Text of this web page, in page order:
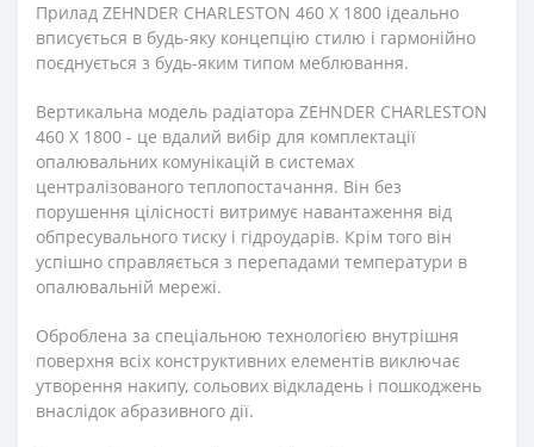
Прилад ZEHNDER CHARLESTON 460 X 1800 ідеально
вписується в будь-яку концепцію стилю і гармонійно
поєднується з будь-яким типом меблювання.
Вертикальна модель радіатора ZEHNDER CHARLESTON
460 X 1800 - це вдалий вибір для комплектації
опалювальних комунікацій в системах
централізованого теплопостачання. Він без
порушення цілісності витримує навантаження від
обпресувального тиску і гідроударів. Крім того він
успішно справляється з перепадами температури в
опалювальній мережі.
Оброблена за спеціальною технологією внутрішня
поверхня всіх конструктивних елементів виключає
утворення накипу, сольових відкладень і пошкоджень
внаслідок абразивного дії.